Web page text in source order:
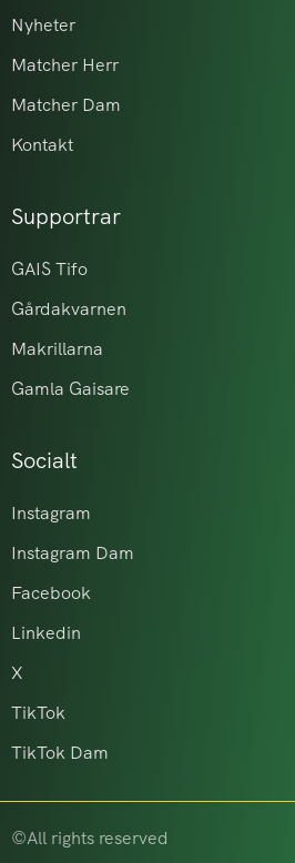
Nyheter
Matcher Herr
Matcher Dam
Kontakt
Supportrar
GAIS Tifo
Gårdakvarnen
Makrillarna
Gamla Gaisare
Socialt
Instagram
Instagram Dam
Facebook
Linkedin
X
TikTok
TikTok Dam
©All rights reserved